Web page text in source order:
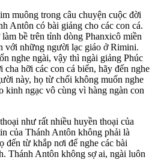
muông trong câu chuyện cuộc đời
Antôn có bài giảng cho các con cá.
bề trên tỉnh dòng Phanxicô miền
với những người lạc giáo ở Rimini.
nghe ngài, vậy thì ngài giảng Phúc
hỡi các con cá biển, hãy đến nghe
này, họ từ chối không muốn nghe
kinh ngạc vô cùng vì hàng ngàn con
như rất nhiều huyền thoại của
của Thánh Antôn không phải là
đến từ khắp nơi để nghe các bài
Thánh Antôn không sợ ai, ngài luôn